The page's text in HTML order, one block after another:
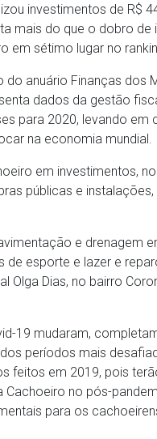
investimentos de R$
mais do que o dobro
em sétimo lugar no
anuário Finanças dos
dados da gestão
para 2020, levando
na economia mundial.
em investimentos,
públicas e
e drenagem
esporte e lazer e
Olga Dias, no bairro
19 mudaram,
períodos mais
feitos em 2019, pois
no pós-
para os